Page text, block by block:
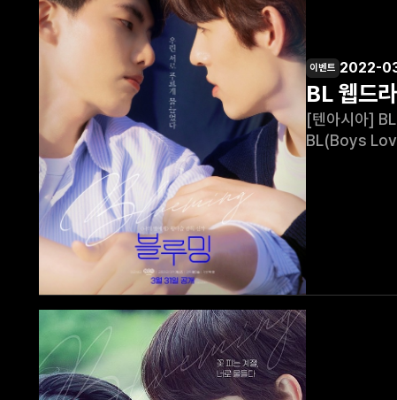
이벤트 2022-
BL 웹드
[텐아시아] BL 웹드라
BL(Boys